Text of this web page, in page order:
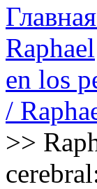
Raphael
en los
/
>>